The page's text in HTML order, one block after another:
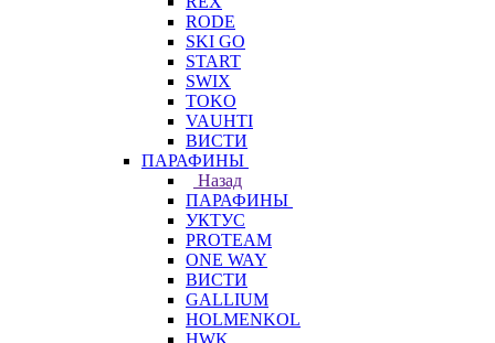
RODE
SKI GO
START
SWIX
TOKO
VAUHTI
ВИСТИ
ПАРАФИНЫ
Назад
ПАРАФИНЫ
УКТУС
PROTEAM
ONE WAY
ВИСТИ
GALLIUM
HOLMENKOL
HWK